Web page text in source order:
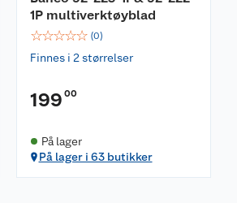
1P multiverktøyblad
☆☆☆☆☆ (0)
Finnes i 2 størrelser
199 00
På lager
På lager i 63 butikker